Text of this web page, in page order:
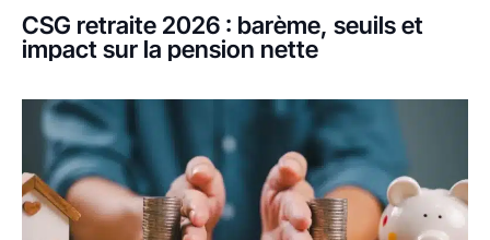
CSG retraite 2026 : barème, seuils et
impact sur la pension nette